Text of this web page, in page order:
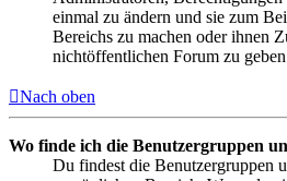
einmal zu ändern und sie zum
Bereichs zu machen oder ihnen
nichtöffentlichen Forum zu
Nach oben
Wo finde ich die Benutzergruppen
Du findest die Benutzergruppen